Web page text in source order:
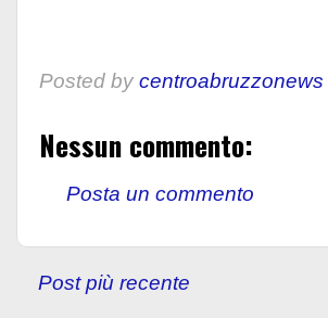
Posted by centroabruzzonews
Nessun commento:
Posta un commento
Post più recente